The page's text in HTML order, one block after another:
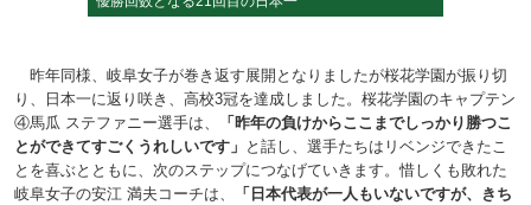
昨年同様、岐阜女子が巻き返す展開となりましたが桜花学園が振り切
り、日本一に返り咲き、高校3冠を達成しました。桜花学園のキャプテン
④馬瓜 ステファニー選手は、
「昨年の負けからここまでしっかり勝つこ
とができてすごくうれしいです」 と話し、選手たちはリベンジできたこ
とを喜ぶとともに、次のステップにつなげていきます。惜しくも敗れた
岐阜女子の安江 満夫コーチは、
「日本代表が一人もいないですが、きち